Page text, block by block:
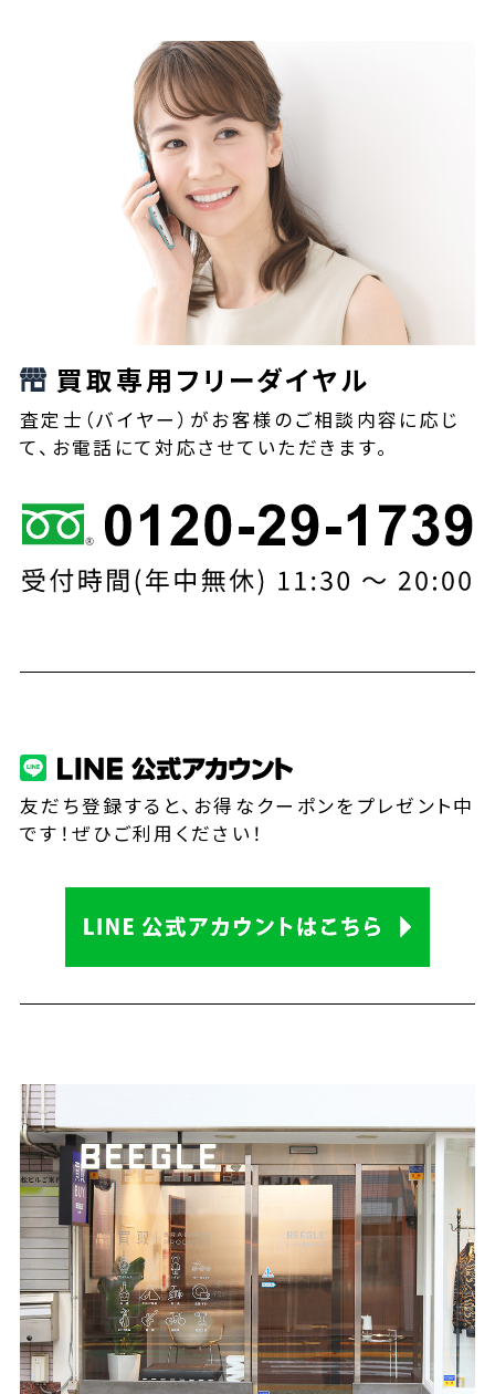
買取専用フリーダイヤル
査定士（バイヤー）がお客様のご相談内容に応じ
て、お電話にて対応させていただきます。
友だち登録すると、お得なクーポンをプレゼント中
です！ぜひご利用ください！